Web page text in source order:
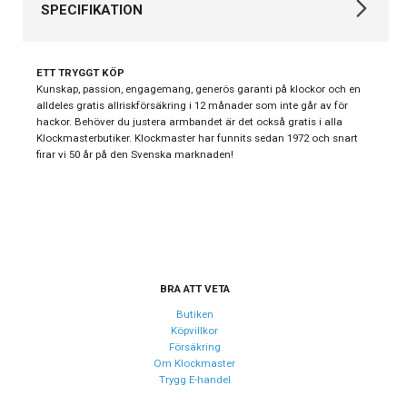
SPECIFIKATION
Kollektion
Smycken
ETT TRYGGT KÖP
Kunskap, passion, engagemang, generös garanti på klockor och en
alldeles gratis allriskförsäkring i 12 månader som inte går av för
hackor. Behöver du justera armbandet är det också gratis i alla
Klockmasterbutiker. Klockmaster har funnits sedan 1972 och snart
firar vi 50 år på den Svenska marknaden!
BRA ATT VETA
Butiken
Köpvillkor
Försäkring
Om Klockmaster
Trygg E-handel